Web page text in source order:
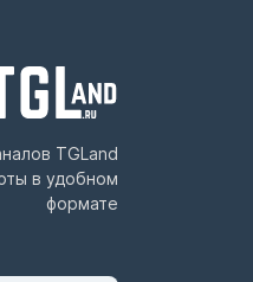
TGLand
в удобном
формате